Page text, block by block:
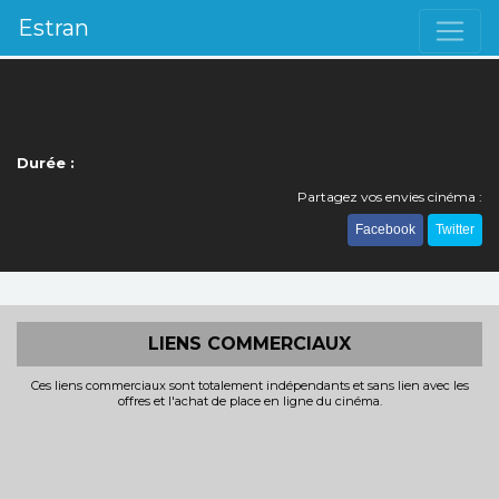
Estran
Durée :
Partagez vos envies cinéma :
Facebook Twitter
LIENS COMMERCIAUX
Ces liens commerciaux sont totalement indépendants et sans lien avec les
offres et l'achat de place en ligne du cinéma.